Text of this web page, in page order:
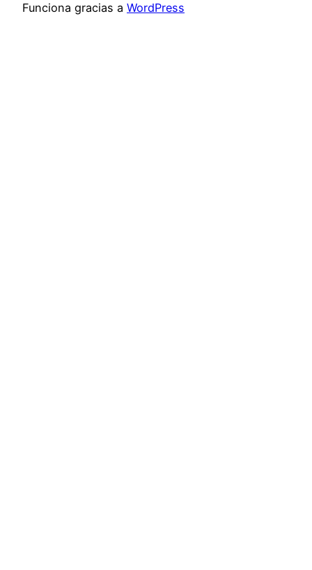
Funciona gracias a WordPress